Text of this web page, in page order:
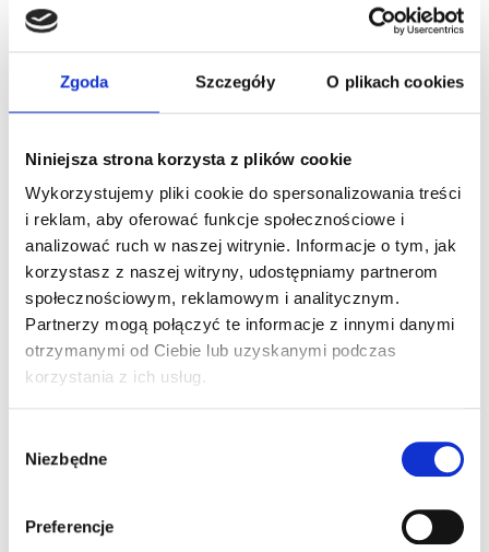
Zgoda Szczegóły O plikach cookies
Niniejsza strona korzysta z plików cookie
Wykorzystujemy pliki cookie do spersonalizowania treści
i reklam, aby oferować funkcje społecznościowe i
analizować ruch w naszej witrynie. Informacje o tym, jak
korzystasz z naszej witryny, udostępniamy partnerom
społecznościowym, reklamowym i analitycznym.
Partnerzy mogą połączyć te informacje z innymi danymi
otrzymanymi od Ciebie lub uzyskanymi podczas
korzystania z ich usług.
zgody
Niezbędne
Preferencje
Ania & Paweł